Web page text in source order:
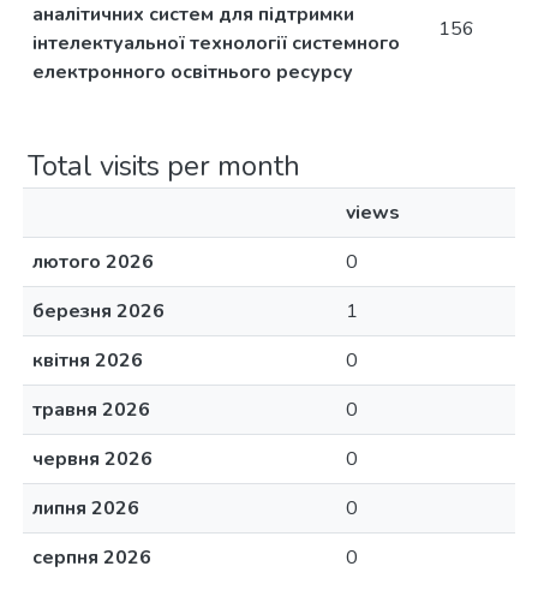
аналітичних систем для підтримки
інтелектуальної технології системного
електронного освітнього ресурсу
156
Total visits per month
views
лютого 2026
0
березня 2026
1
квітня 2026
0
травня 2026
0
червня 2026
0
липня 2026
0
серпня 2026
0